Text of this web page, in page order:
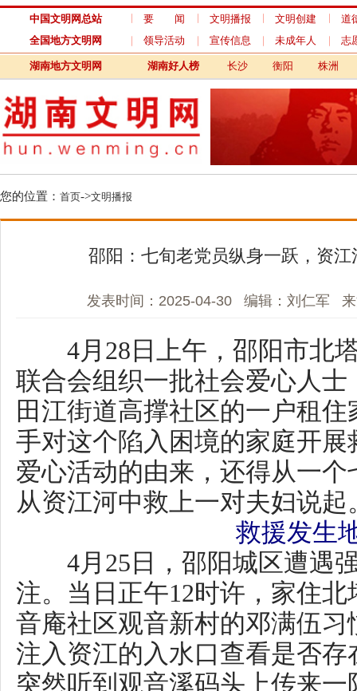
中国文明网总站 要 闻 文明播报 文明创建
道德模范
全国地方文明网
领导活动 宣传信息 未成年人 志愿服务
湖南地方文明网 湖南好人榜 株洲 湘潭
您的位置： ->
联合会组织一批社会爱心人士，
田江街道高撑社区的一户租住家
手对这个陷入困境的家庭开展救
爱心活动的由来，还得从一个七
从资江河中救上一对夫妇说
救援发生地段
4月25日，邵阳城区遭遇强对
注。当日正午12时许，家住北塔
音庵社区观音新村的邓满伍习惯
注入资江的入水口查看是否存在
突然听到观音溪码头上传来一阵
争吵声，然后就发现一对中年夫
推搡着，齐齐踏入资江。